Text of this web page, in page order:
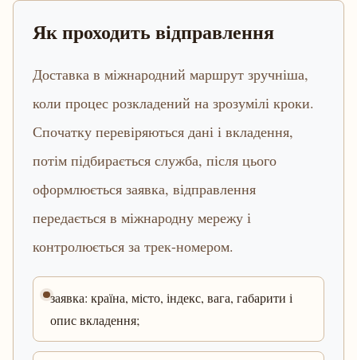
Як проходить відправлення
Доставка в міжнародний маршрут зручніша,
коли процес розкладений на зрозумілі кроки.
Спочатку перевіряються дані і вкладення,
потім підбирається служба, після цього
оформлюється заявка, відправлення
передається в міжнародну мережу і
контролюється за трек-номером.
заявка: країна, місто, індекс, вага, габарити і
опис вкладення;